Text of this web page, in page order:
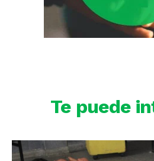
Te puede